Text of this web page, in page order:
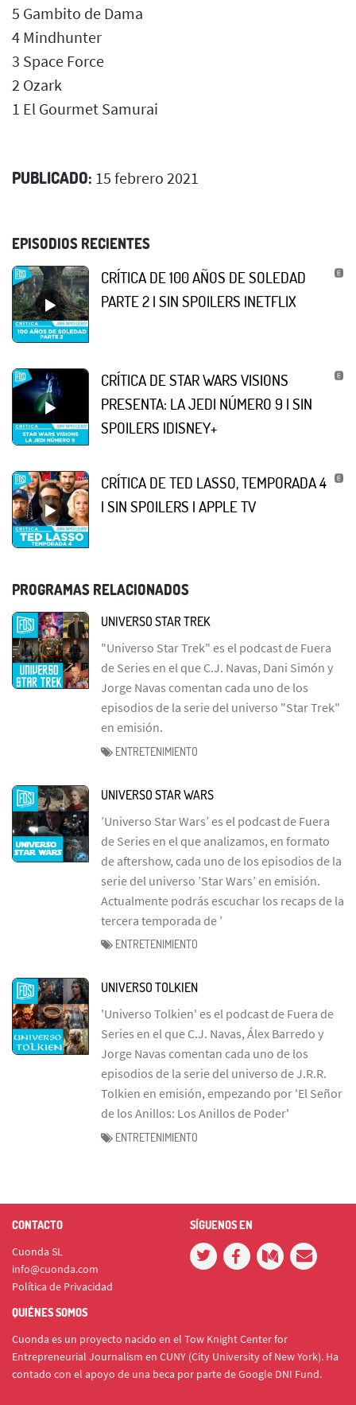
5 Gambito de Dama
4 Mindhunter
3 Space Force
2 Ozark
1 El Gourmet Samurai
PUBLICADO: 15 febrero 2021
EPISODIOS RECIENTES
CRÍTICA DE 100 AÑOS DE SOLEDAD
PARTE 2 | SIN SPOILERS |NETFLIX
CRÍTICA DE STAR WARS VISIONS
PRESENTA: LA JEDI NÚMERO 9 | SIN
SPOILERS |DISNEY+
CRÍTICA DE TED LASSO, TEMPORADA 4
| SIN SPOILERS | APPLE TV
PROGRAMAS RELACIONADOS
UNIVERSO STAR TREK
"Universo Star Trek" es el podcast de Fuera
de Series en el que C.J. Navas, Dani Simón y
Jorge Navas comentan cada uno de los
episodios de la serie del universo "Star Trek"
en emisión.
ENTRETENIMIENTO
UNIVERSO STAR WARS
’Universo Star Wars’ es el podcast de Fuera
de Series en el que analizamos, en formato
de aftershow, cada uno de los episodios de la
serie del universo ’Star Wars’ en emisión.
Actualmente podrás escuchar los recaps de la
tercera temporada de ’
ENTRETENIMIENTO
UNIVERSO TOLKIEN
'Universo Tolkien' es el podcast de Fuera de
Series en el que C.J. Navas, Álex Barredo y
Jorge Navas comentan cada uno de los
episodios de la serie del universo de J.R.R.
Tolkien en emisión, empezando por 'El Señor
de los Anillos: Los Anillos de Poder'
ENTRETENIMIENTO
CONTACTO
Cuonda SL
info@cuonda.com
Política de Privacidad
SÍGUENOS EN
QUIÉNES SOMOS
Cuonda es un proyecto nacido en el Tow Knight Center for
Entrepreneurial Journalism en CUNY (City University of New York). Ha
contado con el apoyo de una beca por parte de Google DNI Fund.